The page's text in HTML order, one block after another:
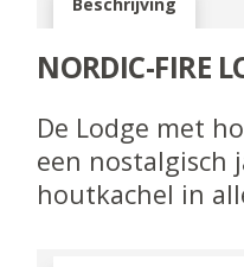
Beschrijving
NORDIC-FIRE
De Lodge met
een nostalgisch
houtkachel in